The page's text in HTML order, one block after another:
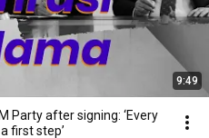
9:49
Party after signing: ‘Every
first step’